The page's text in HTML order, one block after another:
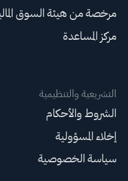
مرخصة من هيئة السوق
مركز المساعدة
التشريعية والتنظيمية
الشروط والأحكام
إخلاء المسؤولية
سياسة الخصوصية